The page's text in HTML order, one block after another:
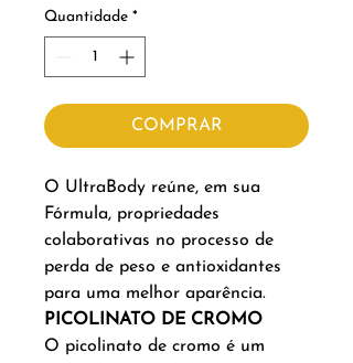
Quantidade *
COMPRAR
O UltraBody reúne, em sua
Fórmula, propriedades
colaborativas no processo de
perda de peso e antioxidantes
para uma melhor aparência.
PICOLINATO DE CROMO
O picolinato de cromo é um